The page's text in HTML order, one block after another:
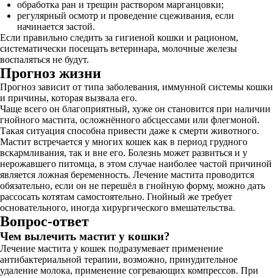
обработка ран и трещин раствором марганцовки;
регулярный осмотр и проведение сцеживания, если
начинается застой.
Если правильно следить за гигиеной кошки и рационом,
систематически посещать ветеринара, молочные железы
воспаляться не будут.
Прогноз жизни
Прогноз зависит от типа заболевания, иммунной системы кошки
и причины, которая вызвала его.
Чаще всего он благоприятный, хуже он становится при наличии
гнойного мастита, осложнённого абсцессами или флегмоной.
Такая ситуация способна привести даже к смерти животного.
Мастит встречается у многих кошек как в период грудного
вскармливания, так и вне его. Болезнь может развиться и у
нерожавшего питомца, в этом случае наиболее частой причиной
является ложная беременность. Лечение мастита проводится
обязательно, если он не перешёл в гнойную форму, можно дать
рассосать котятам самостоятельно. Гнойный же требует
основательного, иногда хирургического вмешательства.
Вопрос-ответ
Чем вылечить мастит у кошки?
Лечение мастита у кошек подразумевает применение
антибактериальной терапии, возможно, принудительное
удаление молока, применение согревающих компрессов. При